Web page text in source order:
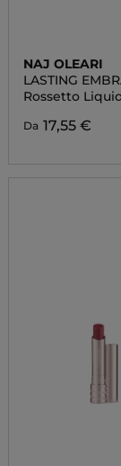
NAJ OLEARI
LASTING
COLOUR
Rossetto
Da 17,55 €